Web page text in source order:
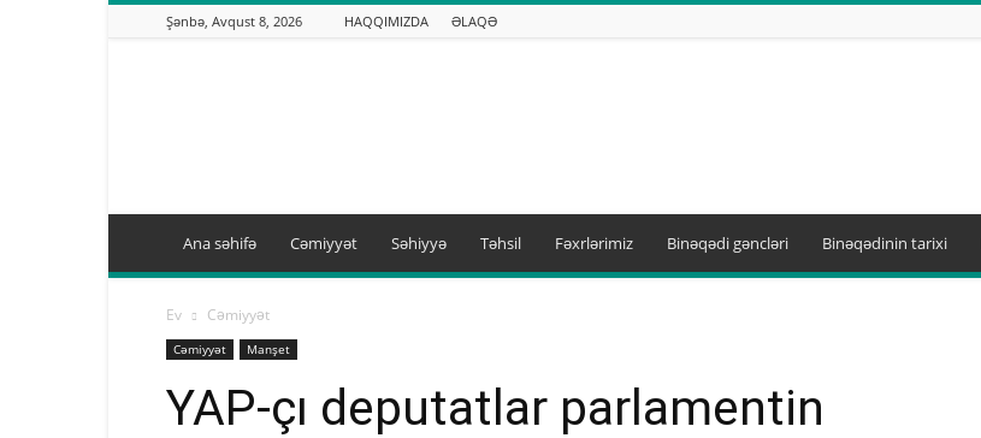
Şənbə, Avqust 8, 2026 HAQQIMIZDA ƏLAQƏ
Ana səhifə Cəmiyyət Səhiyyə Təhsil Fəxrlərimiz Binəqədi gəncləri Binəqədinin tarixi
Ev Cəmiyyət
Cəmiyyət Manşet
YAP-çı deputatlar parlamentin